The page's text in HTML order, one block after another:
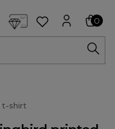
0
t-shirt